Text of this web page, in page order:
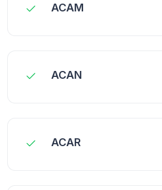
ACAM
ACAN
ACAR